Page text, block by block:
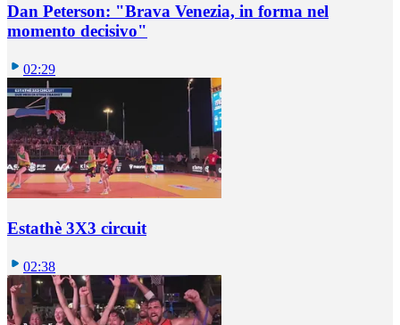
Dan Peterson: "Brava Venezia, in forma nel
momento decisivo"
02:29
Estathè 3X3 circuit
02:38